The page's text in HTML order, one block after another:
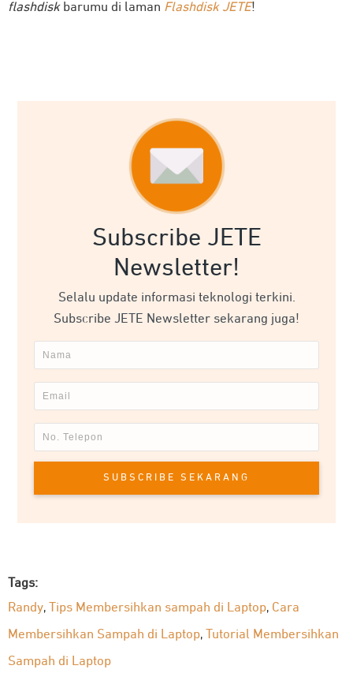
flashdiskbarumu di laman Flashdisk JETE!
Subscribe JETE
Newsletter!
Selalu update informasi teknologi terkini.
Subscribe JETE Newsletter sekarang juga!
SUBSCRIBE SEKARANG
Tags:
Randy, Tips Membersihkan sampah di Laptop, Cara
Membersihkan Sampah di Laptop,
Tutorial Membersihkan
Sampah di Laptop